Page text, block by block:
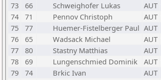
73
66 Schweighofer Lukas AUT
74
71 Pennov Christoph AUT
75
77 Huemer-Fistelberger Paul AUT
76
65 Wadsack Michael AUT
77
80 Stastny Matthias AUT
78
69 Lungenschmied Dominik AUT
79
74 Brkic Ivan AUT